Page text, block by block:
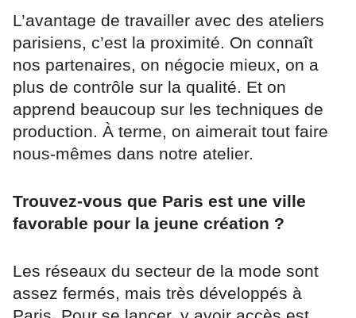
L’avantage de travailler avec des ateliers
parisiens, c’est la proximité. On connaît
nos partenaires, on négocie mieux, on a
plus de contrôle sur la qualité. Et on
apprend beaucoup sur les techniques de
production. À terme, on aimerait tout faire
nous-mêmes dans notre atelier.
Trouvez-vous que Paris est une ville
favorable pour la jeune création ?
Les réseaux du secteur de la mode sont
assez fermés, mais très développés à